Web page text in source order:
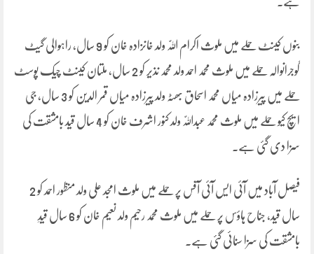
بنوں کینٹ حملے میں ملوث اکرام اللّٰہ ولد خانزادہ خان کو 9 سال، راہوالی گیٹ
گوجرانوالہ حملے میں ملوث محمد احمد ولد محمد نذیر کو 2 سال، ملتان کینٹ چیک پوسٹ
حملے میں پیرزادہ میاں محمد اسحاق بھٹہ ولد پیرزادہ میاں قمر الدین کو 3 سال، جی
ایچ کیو حملے میں ملوث محمد عبداللّٰہ ولد کنور اشرف خان کو 4 سال قید بامشقت کی
سزا دی گئی ہے۔
فیصل آباد میں آئی ایس آئی آفس پر حملے میں ملوث امجد علی ولد منظور احمد کو 2
سال قید، جناح ہاؤس پر حملے میں ملوث محمد رحیم ولد نعیم خان کو 6 سال قیدِ
بامشقت کی سزا سنائی گئی ہے۔